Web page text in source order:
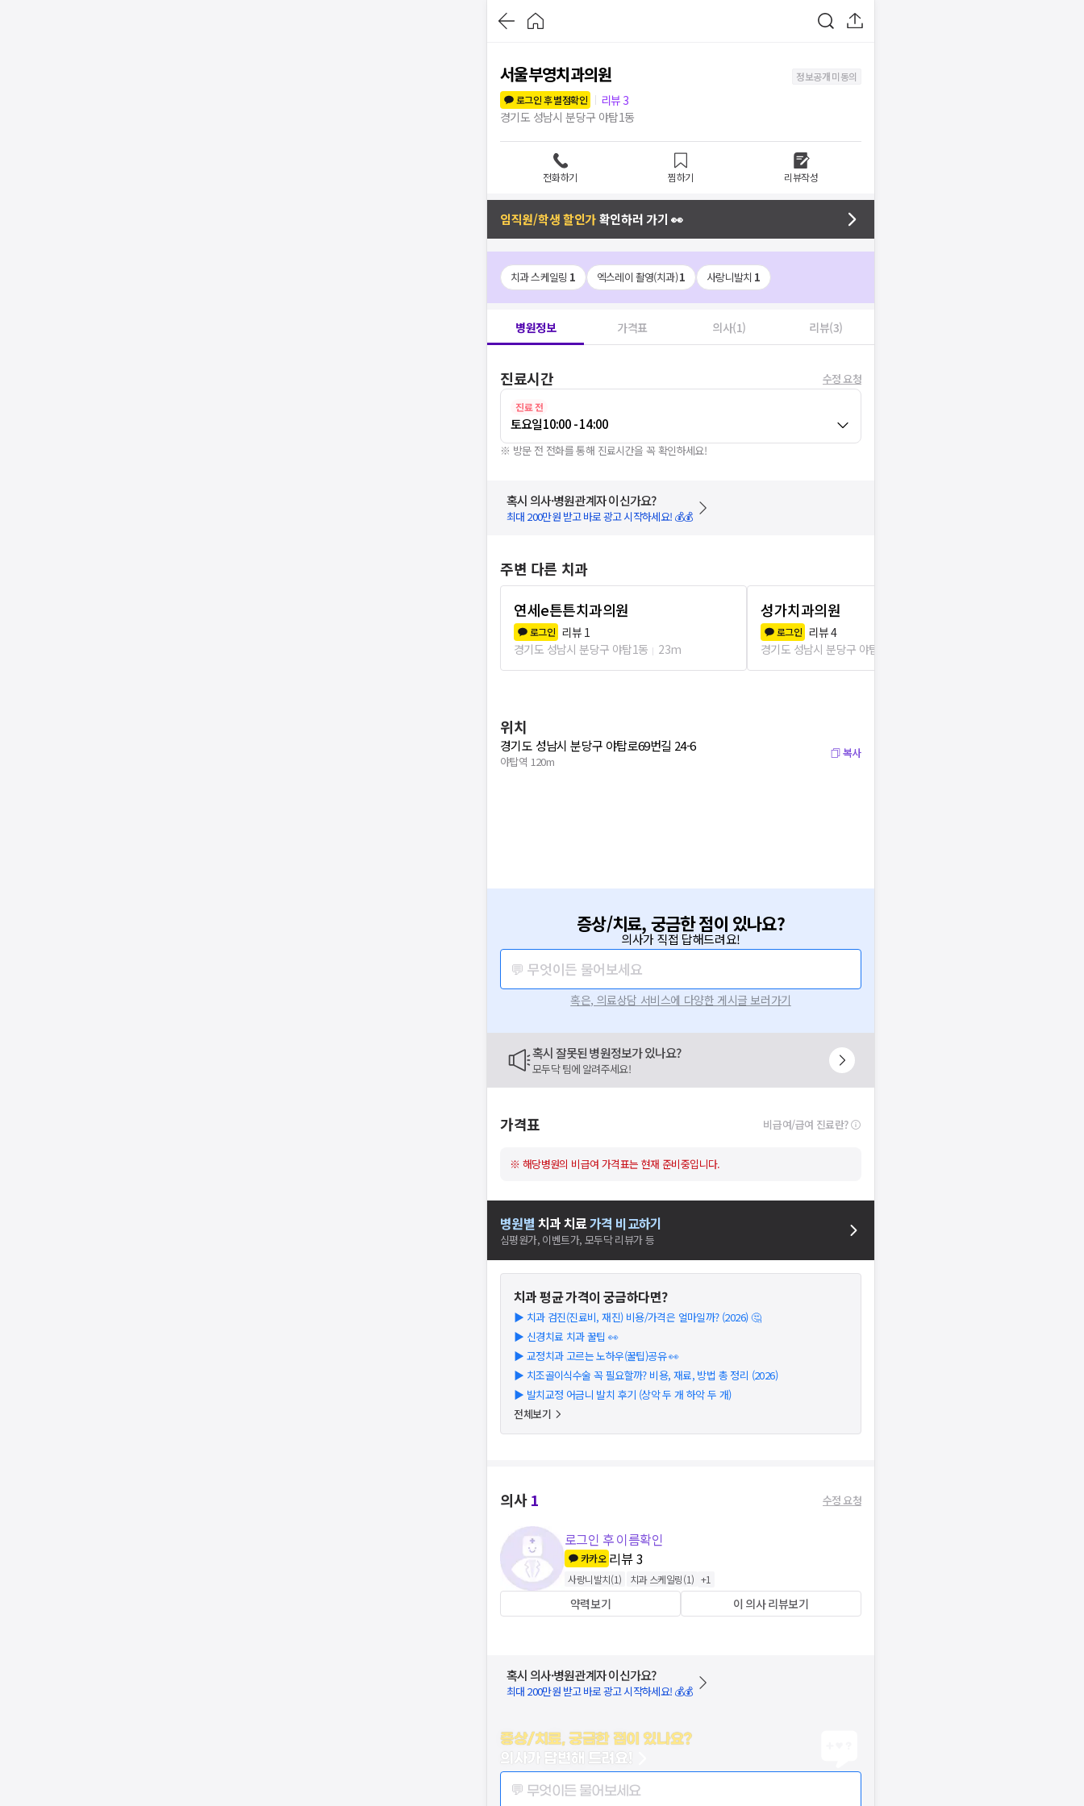
서울부영치과의원
정보공개 미동의
로그인 후 별점확인
리뷰 3
경기도 성남시 분당구 야탑1동
전화하기 찜하기 리뷰작성
임직원/학생 할인가확인하러 가기 👀
치과 스케일링 1 엑스레이 촬영(치과)1 사랑니발치 1
병원정보 가격표 의사(1) 리뷰(3)
진료시간 수정 요청
진료 전
토요일10:00 - 14:00
※ 방문 전 전화를 통해 진료시간을 꼭 확인하세요!
혹시 의사·병원관계자 이신가요?
최대 200만원 받고 바로 광고 시작하세요! 💰💰
주변 다른 치과
연세e튼튼치과의원
로그인 리뷰 1
경기도 성남시 분당구 야탑1동
23m
성가치과의원
로그인 리뷰4
경기도 성남시 분당구 야탑1동
위치
경기도 성남시 분당구 야탑로69번길 24-6
야탑역 120m
복사
증상/치료, 궁금한 점이 있나요?
의사가 직접 답해드려요!
💬 무엇이든 물어보세요
혹은, 의료상담 서비스에 다양한 게시글 보러가기
혹시 잘못된 병원정보가 있나요?
모두닥 팀에 알려주세요!
가격표 비급여/급여 진료란?
※ 해당병원의 비급여 가격표는 현재 준비중입니다.
병원별 치과치료가격 비교하기
심평원가, 이벤트가, 모두닥 리뷰가 등
치과평균 가격이 궁금하다면?
▶ 치과 검진(진료비, 재진) 비용/가격은 얼마일까? (2026) 🤔
▶ 신경치료 치과 꿀팁 👀
▶ 교정치과 고르는 노하우(꿀팁)공유 👀
▶ 치조골이식수술 꼭 필요할까? 비용, 재료, 방법 총 정리 (2026)
▶ 발치교정 어금니 발치 후기 (상악 두 개 하악 두 개)
전체보기
의사1 수정 요청
로그인 후 이름확인
카카오 리뷰3
사랑니발치(1) 치과 스케일링(1) +1
약력보기 이 의사 리뷰보기
혹시 의사·병원관계자 이신가요?
최대 200만원 받고 바로 광고 시작하세요! 💰💰
증상/치료, 궁금한 점이 있나요?
의사가 답변해 드려요!
💬 무엇이든 물어보세요